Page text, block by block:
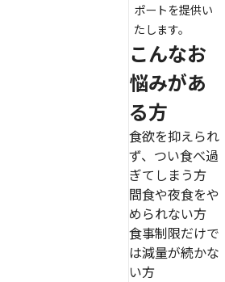
ポートを提供い
たします。
こんなお
悩みがあ
る方
食欲を抑えられ
ず、つい食べ過
ぎてしまう方
間食や夜食をや
められない方
食事制限だけで
は減量が続かな
い方